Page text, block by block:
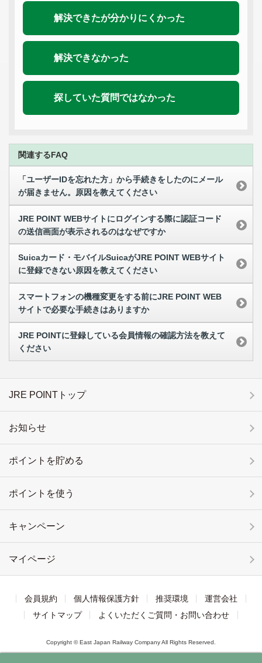
解決できたが分かりにくかった
解決できなかった
探していた質問ではなかった
関連するFAQ
「ユーザーIDを忘れた方」から手続きをしたのにメール
が届きません。原因を教えてください
JRE POINT WEBサイトにログインする際に認証コード
の送信画面が表示されるのはなぜですか
Suicaカード・モバイルSuicaがJRE POINT WEBサイト
に登録できない原因を教えてください
スマートフォンの機種変更をする前にJRE POINT WEB
サイトで必要な手続きはありますか
JRE POINTに登録している会員情報の確認方法を教えて
ください
JRE POINTトップ
お知らせ
ポイントを貯める
ポイントを使う
キャンペーン
マイページ
会員規約 個人情報保護方針 推奨環境
運営会社
サイトマップ
よくいただくご質問・お問い合わせ
Copyright © East Japan Railway Company All Rights Reserved.